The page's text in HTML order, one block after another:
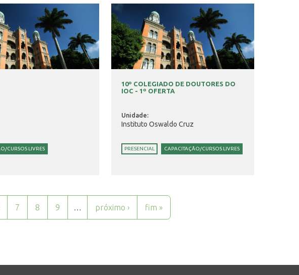
CURSOS LIVRES
10º COLEGIADO DE DOUTORES DO
IOC - 1º OFERTA
Unidade:
Instituto Oswaldo Cruz
PRESENCIAL CAPACITAÇÃO/CURSOS LIVRES
7 8 9 … próximo › fim »